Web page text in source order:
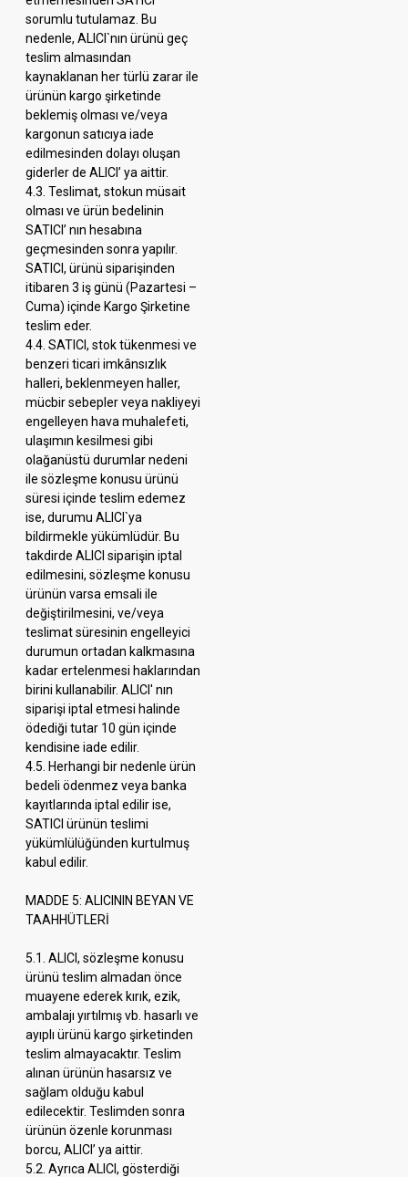
sorumlu tutulamaz. Bu
nedenle, ALICI`nın ürünü geç
teslim almasından
kaynaklanan her türlü zarar ile
ürünün kargo şirketinde
beklemiş olması ve/veya
kargonun satıcıya iade
edilmesinden dolayı oluşan
giderler de ALICI’ ya aittir.
4.3. Teslimat, stokun müsait
olması ve ürün bedelinin
SATICI’ nın hesabına
geçmesinden sonra yapılır.
SATICI, ürünü siparişinden
itibaren 3 iş günü (Pazartesi –
Cuma) içinde Kargo Şirketine
teslim eder.
4.4. SATICI, stok tükenmesi ve
benzeri ticari imkânsızlık
halleri, beklenmeyen haller,
mücbir sebepler veya nakliyeyi
engelleyen hava muhalefeti,
ulaşımın kesilmesi gibi
olağanüstü durumlar nedeni
ile sözleşme konusu ürünü
süresi içinde teslim edemez
ise, durumu ALICI`ya
bildirmekle yükümlüdür. Bu
takdirde ALICI siparişin iptal
edilmesini, sözleşme konusu
ürünün varsa emsali ile
değiştirilmesini, ve/veya
teslimat süresinin engelleyici
durumun ortadan kalkmasına
kadar ertelenmesi haklarından
birini kullanabilir. ALICI' nın
siparişi iptal etmesi halinde
ödediği tutar 10 gün içinde
kendisine iade edilir.
4.5. Herhangi bir nedenle ürün
bedeli ödenmez veya banka
kayıtlarında iptal edilir ise,
SATICI ürünün teslimi
yükümlülüğünden kurtulmuş
kabul edilir.
MADDE 5: ALICININ BEYAN VE
TAAHHÜTLERİ
5.1. ALICI, sözleşme konusu
ürünü teslim almadan önce
muayene ederek kırık, ezik,
ambalajı yırtılmış vb. hasarlı ve
ayıplı ürünü kargo şirketinden
teslim almayacaktır. Teslim
alınan ürünün hasarsız ve
sağlam olduğu kabul
edilecektir. Teslimden sonra
ürünün özenle korunması
borcu, ALICI’ ya aittir.
5.2. Ayrıca ALICI, gösterdiği